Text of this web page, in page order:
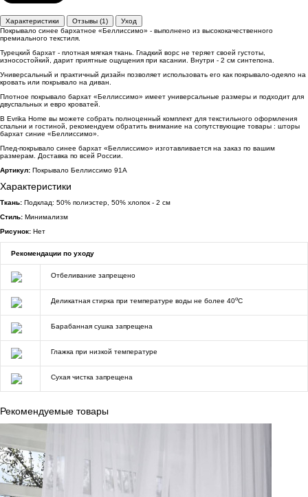
Характеристики Отзывы (1)
Уход
Покрывало синее бархатное «Беллиссимо» - выполнено из высококачественного
премиального текстиля.
Турецкий бархат - плотная мягкая ткань. Гладкий ворс не теряет своей густоты,
износостойкий, дарит приятные ощущения при касании. Внутри - 2 см синтепона.
Универсальный и практичный дизайн позволяет использовать его как покрывало-одеяло на
кровать или покрывало на диван.
Плотное покрывало бархат «Беллиссимо» имеет универсальные размеры и подходит для
двуспальных и евро кроватей.
В Evrika Home вы можете собрать полноценный комплект для текстильного оформления
спальни и гостиной, рекомендуем обратить внимание на сопутствующие товары : шторы
бархат синие «Беллиссимо».
Плед-покрывало синее бархат «Беллиссимо» изготавливается на заказ по вашим
размерам. Доставка по всей России.
Артикул: Покрывало Беллиссимо 91А
Характеристики
Ткань: Подклад: 50% полиэстер, 50% хлопок - 2 см
Стиль: Минимализм
Рисунок: Нет
Рекомендации по уходу
Отбеливание запрещено
Деликатная стирка при температуре воды не более 40oC
Барабанная сушка запрещена
Глажка при низкой температуре
Сухая чистка запрещена
Рекомендуемые товары